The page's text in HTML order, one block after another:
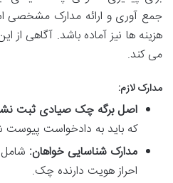
جمع آوری و ارائه مدارک مشخصی
هزینه ها نیز آماده باشد. آگاهی از
می کند.
مدارک لازم:
اصل برگه چک صیادی ثبت
که باید به دادخواست پیوست
مدارک شناسایی خواهان:
احراز هویت دارنده چک.